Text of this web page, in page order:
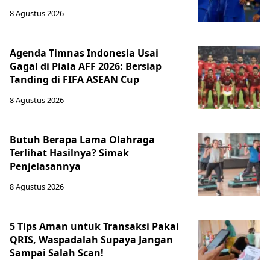
8 Agustus 2026
Agenda Timnas Indonesia Usai
Gagal di Piala AFF 2026: Bersiap
Tanding di FIFA ASEAN Cup
8 Agustus 2026
Butuh Berapa Lama Olahraga
Terlihat Hasilnya? Simak
Penjelasannya
8 Agustus 2026
5 Tips Aman untuk Transaksi Pakai
QRIS, Waspadalah Supaya Jangan
Sampai Salah Scan!